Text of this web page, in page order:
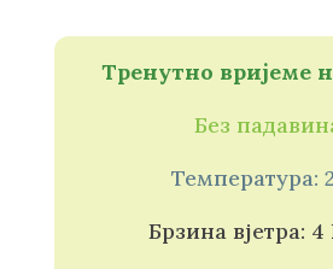
Тренутно вријеме
Без
Температура:
Брзина вјетра: